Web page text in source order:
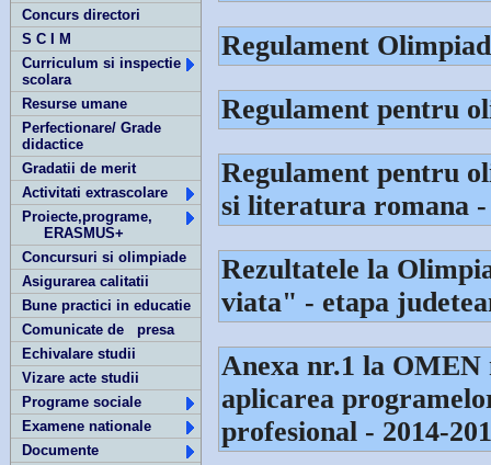
Concurs directori
S C I M
Curriculum si inspectie
scolara
Resurse umane
Perfectionare/ Grade
didactice
Gradatii de merit
Activitati extrascolare
Proiecte,programe,
ERASMUS+
Concursuri si olimpiade
Asigurarea calitatii
Bune practici in educatie
Comunicate de presa
Echivalare studii
Vizare acte studii
Programe sociale
Examene nationale
Documente
Regulament
Regulament pentru
Regulament pentru
si literatura romana -
Rezultatele la
viata" - etapa
Anexa nr.1 la OMEN
aplicarea
profesional - 2014-